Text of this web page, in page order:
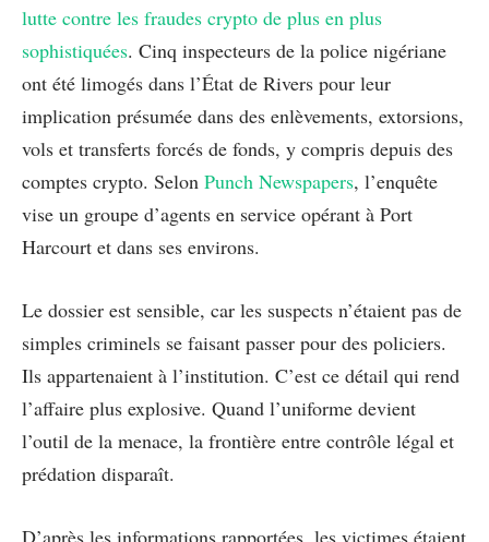
lutte contre les fraudes crypto de plus en plus
sophistiquées. Cinq inspecteurs de la police nigériane
ont été limogés dans l’État de Rivers pour leur
implication présumée dans des enlèvements, extorsions,
vols et transferts forcés de fonds, y compris depuis des
comptes crypto. Selon Punch Newspapers, l’enquête
vise un groupe d’agents en service opérant à Port
Harcourt et dans ses environs.
Le dossier est sensible, car les suspects n’étaient pas de
simples criminels se faisant passer pour des policiers.
Ils appartenaient à l’institution. C’est ce détail qui rend
l’affaire plus explosive. Quand l’uniforme devient
l’outil de la menace, la frontière entre contrôle légal et
prédation disparaît.
D’après les informations rapportées, les victimes étaient